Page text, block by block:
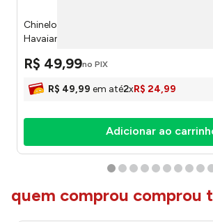
Chinelo Slim Square Smoke Green 37/38
Havaianas
R$ 49,99no PIX
R$ 49,99 em até2xR$ 24,99
Adicionar ao
quem comprou comprou